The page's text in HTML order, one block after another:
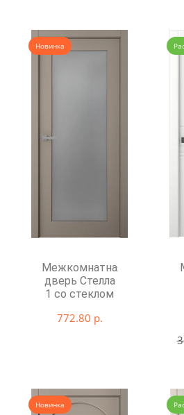
Новинка
Межкомнатная
дверь Стелла
1 со стеклом
772.80 р.
Новинка